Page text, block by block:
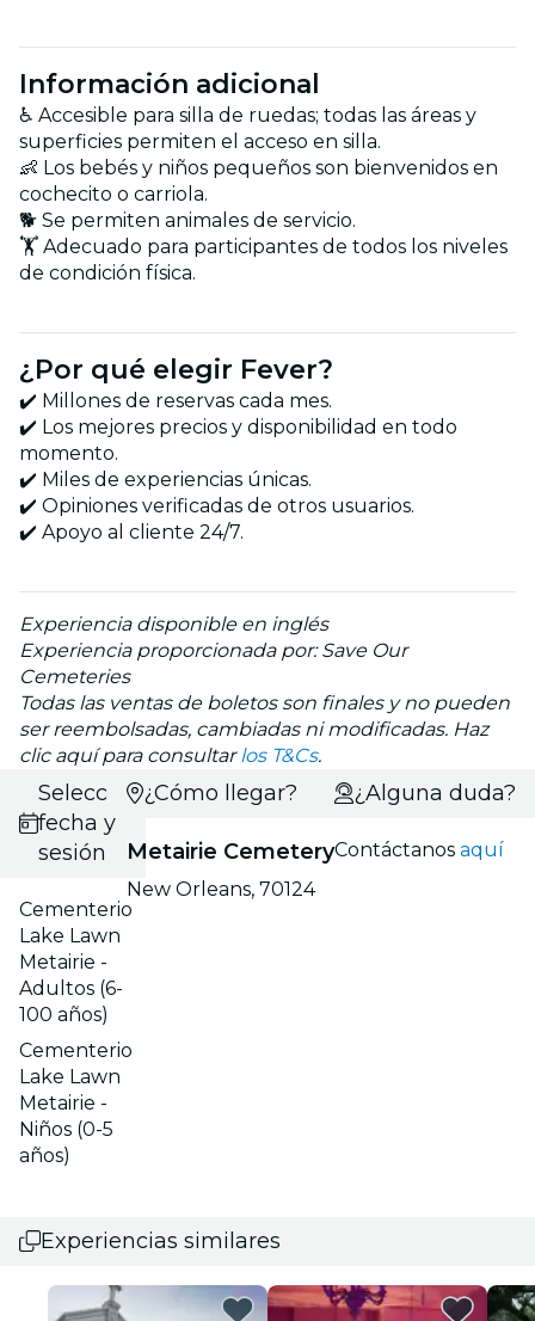
Información adicional
♿ Accesible para silla de ruedas; todas las áreas y
superficies permiten el acceso en silla.
👶 Los bebés y niños pequeños son bienvenidos en
cochecito o carriola.
🐕 Se permiten animales de servicio.
🏋️ Adecuado para participantes de todos los niveles
de condición física.
¿Por qué elegir Fever?
✔️ Millones de reservas cada mes.
✔️ Los mejores precios y disponibilidad en todo
momento.
✔️ Miles de experiencias únicas.
✔️ Opiniones verificadas de otros usuarios.
✔️ Apoyo al cliente 24/7.
Experiencia disponible en inglés
Experiencia proporcionada por: Save Our
Cemeteries
Todas las ventas de boletos son finales y no pueden
ser reembolsadas, cambiadas ni modificadas. Haz
clic aquí para consultar los T&Cs.
Selecciona
fecha y
sesión
Cementerio
Lake Lawn
Metairie -
Adultos (6-
100 años)
Cementerio
Lake Lawn
Metairie -
Niños (0-5
años)
¿Cómo llegar?
Metairie Cemetery
New Orleans, 70124
¿Alguna duda?
Contáctanosaquí
Experiencias similares